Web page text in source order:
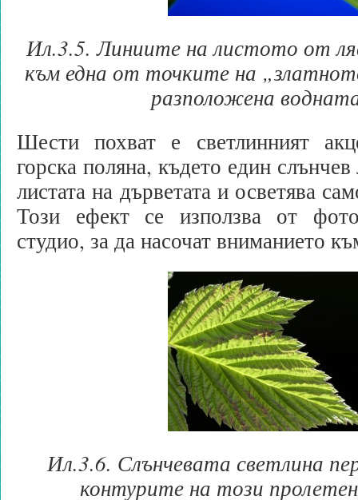
Ил.3.5. Линиите на листото от
към една от точките на
разположена
Шести похват е светлинният
горска поляна, където един
листата на дърветата и осветява
Този ефект се използва от
студио, за да насочат вниманието
Ил.3.6. Слънчевата светлина
контурите на този